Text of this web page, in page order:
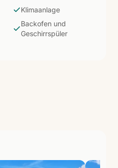
die den Tag draußen
Schritte entfernt —
und gut gelegene
Klimaanlage
Backofen und
Geschirrspüler